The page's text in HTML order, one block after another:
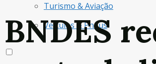
Turismo & Aviação
Veículos & Pneus
BNDES